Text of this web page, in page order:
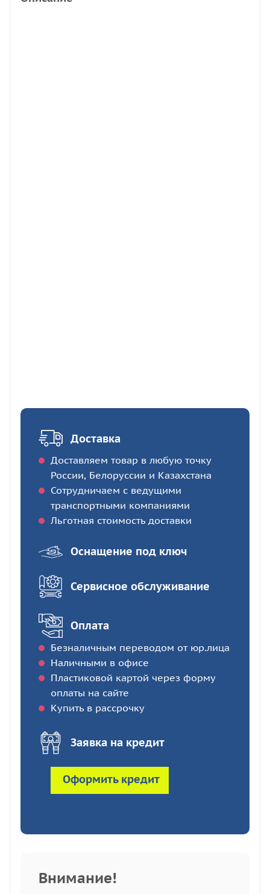
Доставка
Доставляем товар в любую точку
России, Белоруссии и Казахстана
Сотрудничаем с ведущими
транспортными компаниями
Льготная стоимость доставки
Оснащение под ключ
Сервисное обслуживание
Оплата
Безналичным переводом от юр.лица
Наличными в офисе
Пластиковой картой через форму
оплаты на сайте
Купить в рассрочку
Заявка на кредит
Оформить кредит
Внимание!